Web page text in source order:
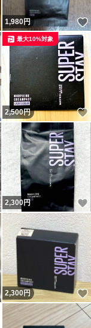
いいね！
1,980円
いいね！
2,500円
最大10%対象
いね！
2,300円
いね！
2,300円